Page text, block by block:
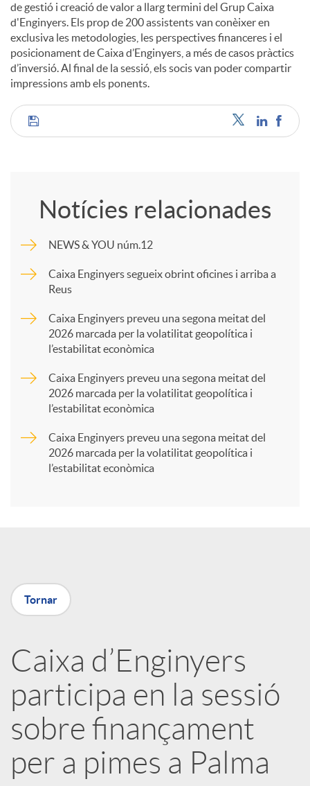
u
t
s
de gestió i creació de valor a llarg termini del Grup Caixa
d'Enginyers. Els prop de 200 assistents van conèixer en
exclusiva les metodologies, les perspectives financeres i el
posicionament de Caixa d’Enginyers, a més de casos pràctics
d’inversió. Al final de la sessió, els socis van poder compartir
impressions amb els ponents.
C
m
p
a
X
r
x
e
Notícies relacionades
NEWS & YOU núm.12
Caixa Enginyers segueix obrint oficines i arriba a
Reus
Caixa Enginyers preveu una segona meitat del
2026 marcada per la volatilitat geopolítica i
l’estabilitat econòmica
Caixa Enginyers preveu una segona meitat del
2026 marcada per la volatilitat geopolítica i
l’estabilitat econòmica
Caixa Enginyers preveu una segona meitat del
2026 marcada per la volatilitat geopolítica i
l’estabilitat econòmica
Tornar
Caixa d’Enginyers
participa en la sessió
sobre finançament
per a pimes a Palma